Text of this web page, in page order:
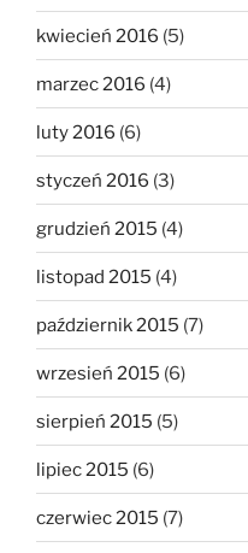
kwiecień 2016 (5)
marzec 2016 (4)
luty 2016 (6)
styczeń 2016 (3)
grudzień 2015 (4)
listopad 2015 (4)
październik 2015 (7)
wrzesień 2015 (6)
sierpień 2015 (5)
lipiec 2015 (6)
czerwiec 2015 (7)